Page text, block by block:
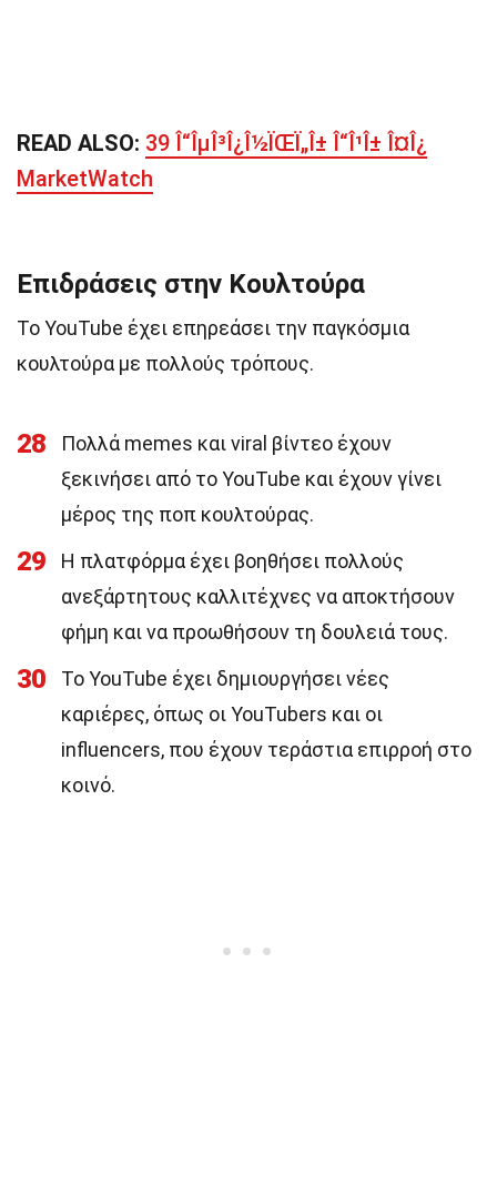
READ ALSO: 39 Î“ÎµÎ³Î¿Î½ÏŒÏ„Î± Î“Î¹Î± Î¤Î¿
MarketWatch
Επιδράσεις στην Κουλτούρα
Το YouTube έχει επηρεάσει την παγκόσμια
κουλτούρα με πολλούς τρόπους.
28
Πολλά memes και viral βίντεο έχουν
ξεκινήσει από το YouTube και έχουν γίνει
μέρος της ποπ κουλτούρας.
29
Η πλατφόρμα έχει βοηθήσει πολλούς
ανεξάρτητους καλλιτέχνες να αποκτήσουν
φήμη και να προωθήσουν τη δουλειά τους.
30
Το YouTube έχει δημιουργήσει νέες
καριέρες, όπως οι YouTubers και οι
influencers, που έχουν τεράστια επιρροή στο
κοινό.